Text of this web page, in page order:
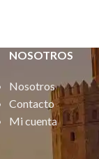
NOSOTROS
Nosotros
Contacto
Mi cuenta